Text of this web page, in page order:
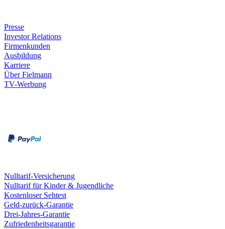
Presse
Investor Relations
Firmenkunden
Ausbildung
Karriere
Über Fielmann
TV-Werbung
Nulltarif-Versicherung
Nulltarif für Kinder & Jugendliche
Kostenloser Sehtest
Geld-zurück-Garantie
Drei-Jahres-Garantie
Zufriedenheitsgarantie